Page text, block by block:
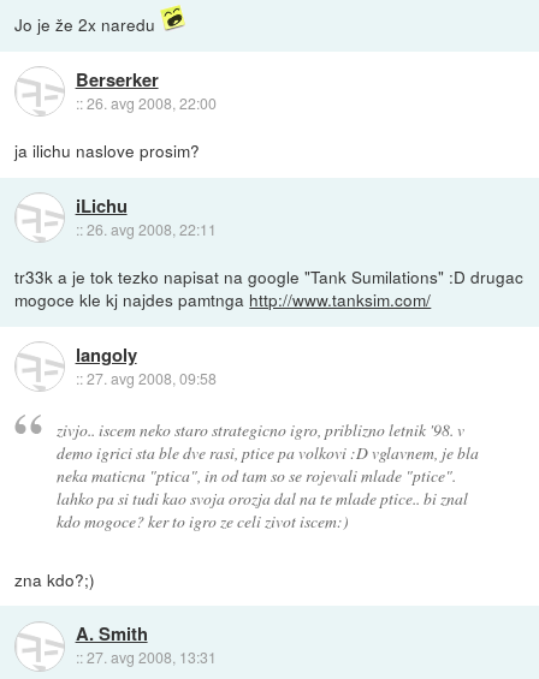
Jo je že 2x naredu
Berserker
::26. avg 2008, 22:00
ja ilichu naslove prosim?
iLichu
::26. avg 2008, 22:11
tr33k a je tok tezko napisat na google "Tank Sumilations" :D drugac
mogoce kle kj najdes pamtnga http://www.tanksim.com/
langoly
::27. avg 2008, 09:58
zivjo.. iscem neko staro strategicno igro, priblizno letnik '98. v
demo igrici sta ble dve rasi, ptice pa volkovi :D vglavnem, je bla
neka maticna "ptica", in od tam so se rojevali mlade "ptice".
lahko pa si tudi kao svoja orozja dal na te mlade ptice.. bi znal
kdo mogoce? ker to igro ze celi zivot iscem:)
zna kdo?;)
A. Smith
::27. avg 2008, 13:31